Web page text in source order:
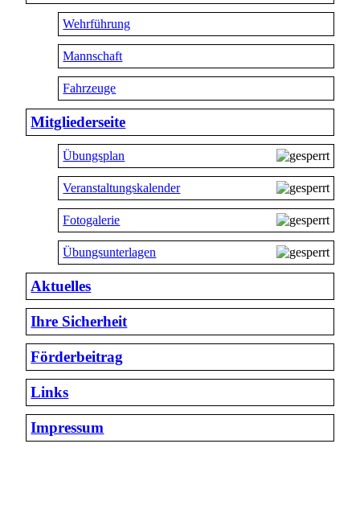
Wehrführung
Mannschaft
Fahrzeuge
Mitgliederseite
Übungsplan
Veranstaltungskalender
Fotogalerie
Übungsunterlagen
Aktuelles
Ihre Sicherheit
Förderbeitrag
Links
Impressum